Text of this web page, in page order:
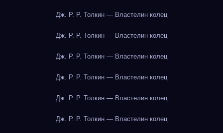
Дж. Р. Р. Толкин — Властелин колец
Дж. Р. Р. Толкин — Властелин колец
Дж. Р. Р. Толкин — Властелин колец
Дж. Р. Р. Толкин — Властелин колец
Дж. Р. Р. Толкин — Властелин колец
Дж. Р. Р. Толкин — Властелин колец